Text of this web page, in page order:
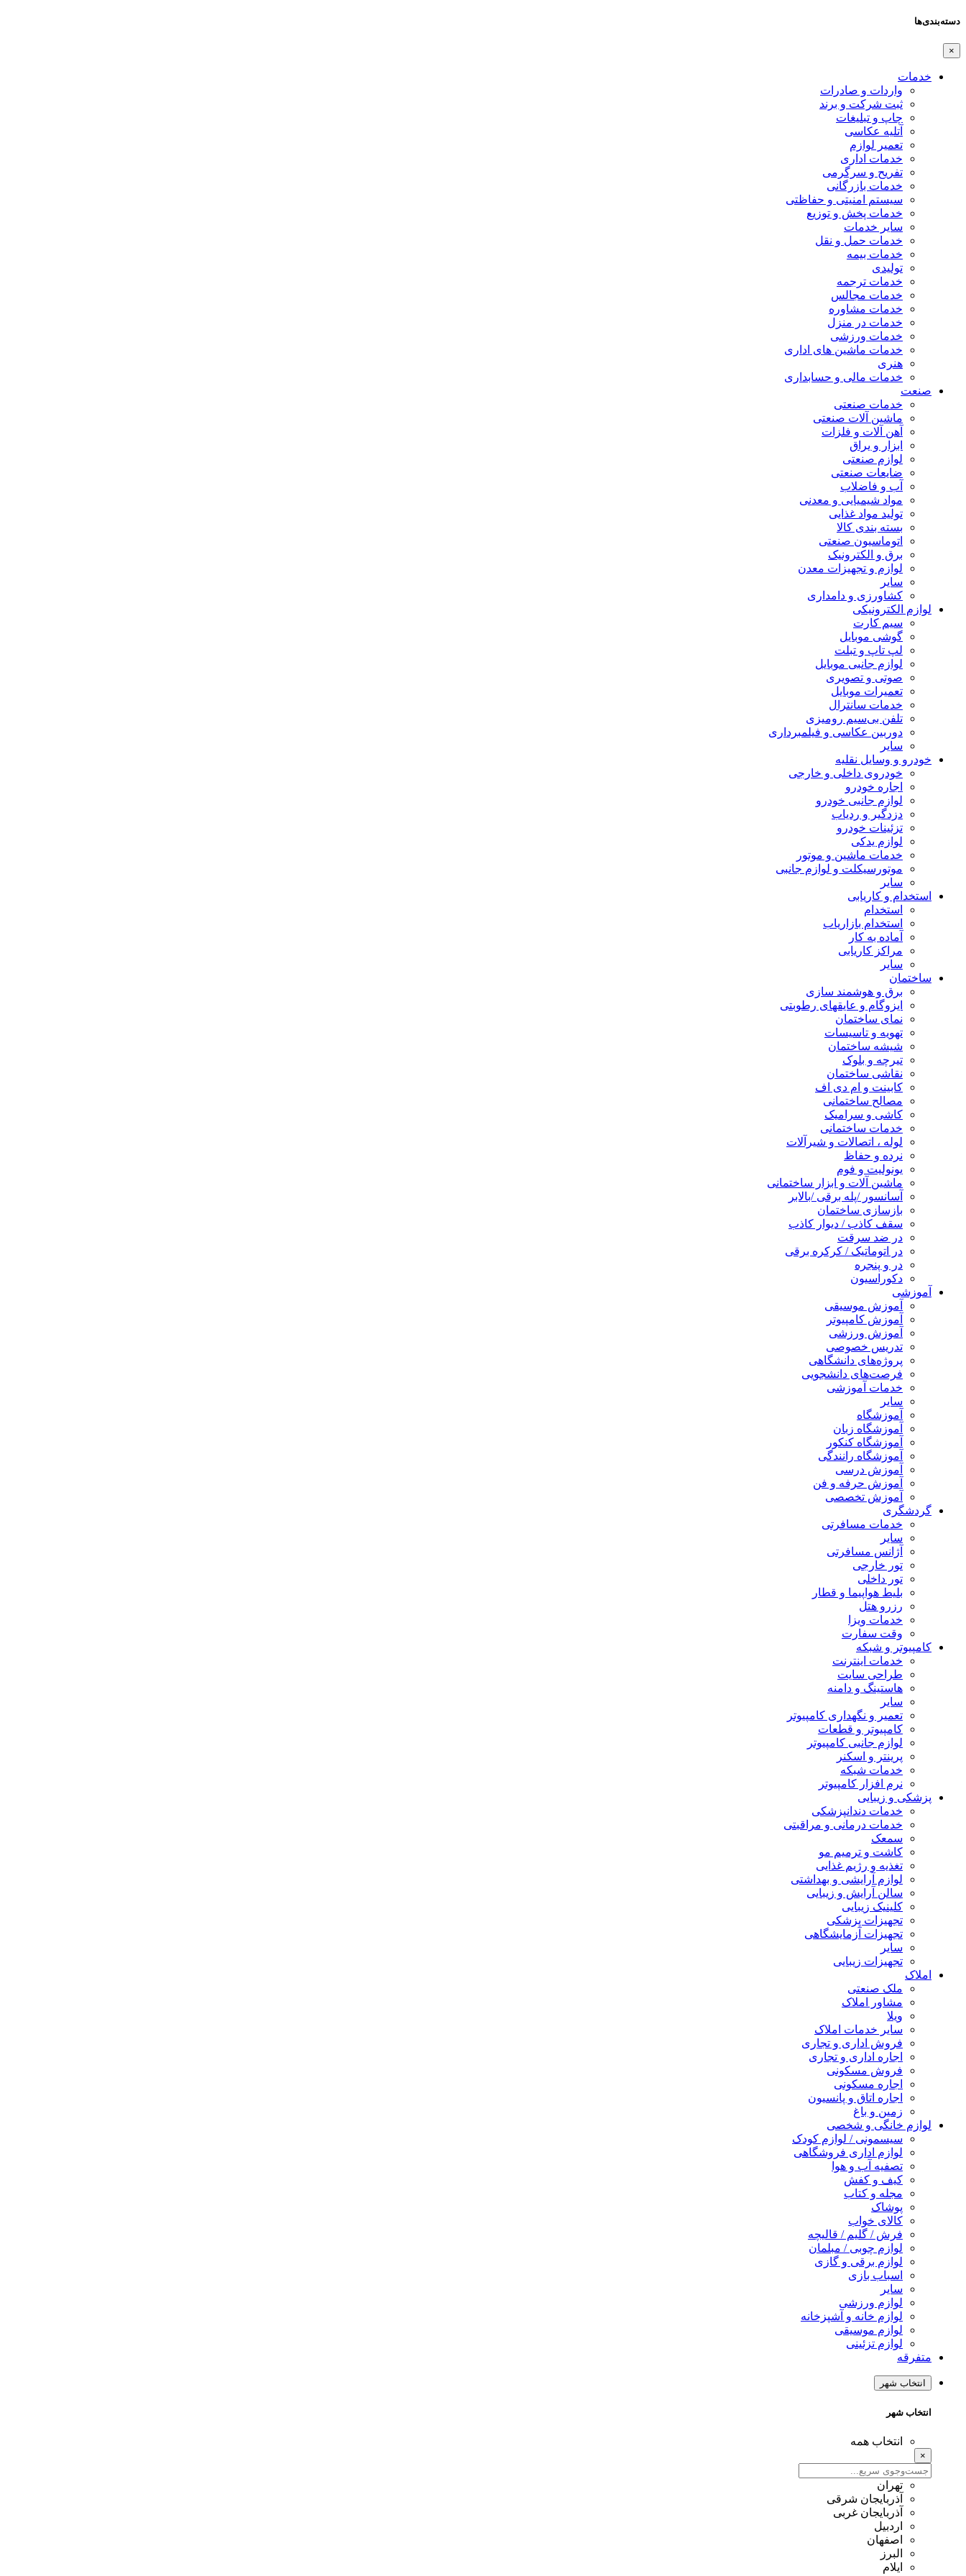
دسته‌بندی‌ها
×
خدمات
واردات و صادرات
ثبت شرکت و برند
چاپ و تبلیغات
آتلیه عکاسی
تعمیر لوازم
خدمات اداری
تفریح و سرگرمی
خدمات بازرگانی
سیستم امنیتی و حفاظتی
خدمات پخش و توزیع
سایر خدمات
خدمات حمل و نقل
خدمات بیمه
تولیدی
خدمات ترجمه
خدمات مجالس
خدمات مشاوره
خدمات در منزل
خدمات ورزشی
خدمات ماشین های اداری
هنری
خدمات مالی و حسابداری
صنعت
خدمات صنعتی
ماشین آلات صنعتی
آهن آلات و فلزات
ابزار و یراق
لوازم صنعتی
ضایعات صنعتی
آب و فاضلاب
مواد شیمیایی و معدنی
تولید مواد غذایی
بسته بندی کالا
اتوماسیون صنعتی
برق و الکترونیک
لوازم و تجهیزات معدن
سایر
کشاورزی و دامداری
لوازم الکترونیکی
سیم کارت
گوشی موبایل
لپ تاپ و تبلت
لوازم جانبی موبایل
صوتی و تصویری
تعمیرات موبایل
خدمات سانترال
تلفن بی‌سیم رومیزی
دوربین عکاسی و فیلمبرداری
سایر
خودرو و وسایل نقلیه
خودروی داخلی و خارجی
اجاره خودرو
لوازم جانبی خودرو
دزدگیر و ردیاب
تزئینات خودرو
لوازم یدکی
خدمات ماشین و موتور
موتورسیکلت و لوازم جانبی
سایر
استخدام و کاریابی
استخدام
استخدام بازاریاب
آماده به کار
مراکز کاریابی
سایر
ساختمان
برق و هوشمند سازی
ایزوگام و عایقهای رطوبتی
نمای ساختمان
تهویه و تاسیسات
شیشه ساختمان
تیرچه و بلوک
نقاشی ساختمان
کابینت و ام دی اف
مصالح ساختمانی
کاشی و سرامیک
خدمات ساختمانی
لوله ، اتصالات و شیرآلات
نرده و حفاظ
یونولیت و فوم
ماشین آلات و ابزار ساختمانی
آسانسور /پله برقی /بالابر
بازسازی ساختمان
سقف کاذب / دیوار کاذب
در ضد سرقت
در اتوماتیک / کرکره برقی
در و پنجره
دکوراسیون
آموزشی
آموزش موسیقی
آموزش کامپیوتر
آموزش ورزشی
تدریس خصوصی
پروژه‌های دانشگاهی
فرصت‌های دانشجویی
خدمات آموزشی
سایر
آموزشگاه
آموزشگاه زبان
آموزشگاه کنکور
آموزشگاه رانندگی
آموزش درسی
آموزش حرفه و فن
آموزش تخصصی
گردشگری
خدمات مسافرتی
سایر
آژانس مسافرتی
تور خارجی
تور داخلی
بلیط هواپیما و قطار
رزرو هتل
خدمات ویزا
وقت سفارت
کامپیوتر و شبکه
خدمات اینترنت
طراحی سایت
هاستینگ و دامنه
سایر
تعمیر و نگهداری کامپیوتر
کامپیوتر و قطعات
لوازم جانبی کامپیوتر
پرینتر و اسکنر
خدمات شبکه
نرم افزار کامپیوتر
پزشکی و زیبایی
خدمات دندانپزشکی
خدمات درمانی و مراقبتی
سمعک
کاشت و ترمیم مو
تغذیه و رژیم غذایی
لوازم آرایشی و بهداشتی
سالن آرایش و زیبایی
کلینیک زیبایی
تجهیزات پزشکی
تجهیزات آزمایشگاهی
سایر
تجهیزات زیبایی
املاک
ملک صنعتی
مشاور املاک
ویلا
سایر خدمات املاک
فروش اداری و تجاری
اجاره اداری و تجاری
فروش مسکونی
اجاره مسکونی
اجاره اتاق و پانسیون
زمین و باغ
لوازم خانگی و شخصی
سیسمونی / لوازم کودک
لوازم اداری فروشگاهی
تصفیه آب و هوا
کیف و کفش
مجله و کتاب
پوشاک
کالای خواب
فرش / گلیم / قالیچه
لوازم چوبی / مبلمان
لوازم برقی و گازی
اسباب بازی
سایر
لوازم ورزشی
لوازم خانه و آشپزخانه
لوازم موسیقی
لوازم تزئینی
متفرقه
انتخاب شهر
انتخاب شهر
انتخاب همه
×
تهران
آذربایجان شرقی
آذربایجان غربی
اردبیل
اصفهان
البرز
ایلام